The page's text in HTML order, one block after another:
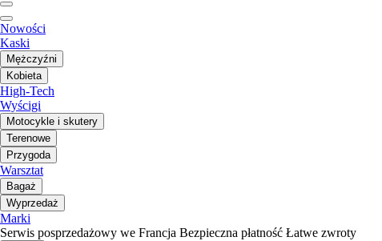
Nowości
Kaski
Mężczyźni
Kobieta
High-Tech
Wyścigi
Motocykle i skutery
Terenowe
Przygoda
Warsztat
Bagaż
Wyprzedaż
Marki
Serwis posprzedażowy we Francja Bezpieczna płatność Łatwe zwroty